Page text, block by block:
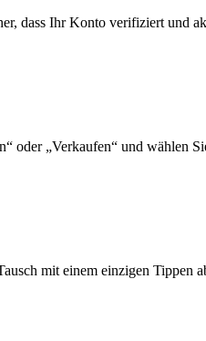
dass Ihr Konto verifiziert und
oder „Verkaufen“ und wählen
mit einem einzigen Tippen